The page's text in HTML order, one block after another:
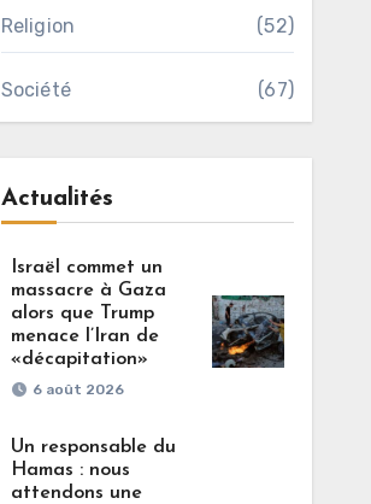
Religion (52)
Société (67)
Actualités
Israël commet un
massacre à Gaza
alors que Trump
menace l’Iran de
«décapitation»
6 août 2026
Un responsable du
Hamas : nous
attendons une